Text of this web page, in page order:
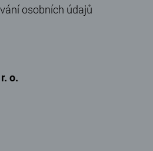
osobních údajů
o.